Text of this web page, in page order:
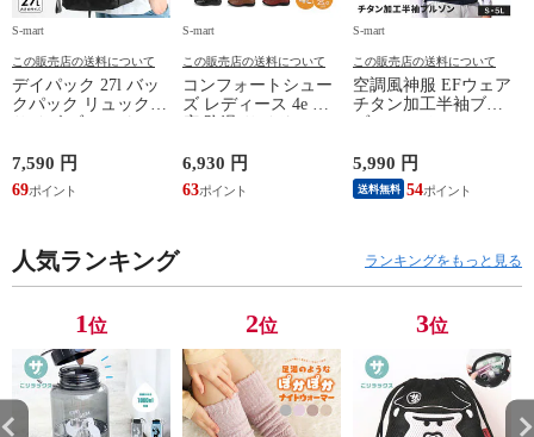
S-mart
この販売店の送料について
デイパック 27l バッ
クパック リュック
鞄 機内持ち込み 夏
スラッシャー
THRASHER r1929
7,590 円
69
S-mart
この販売店の送料について
コンフォートシュー
ズ レディース 4e 幅
シューズ 黒 トパー
ズ モア 靴 カジュア
ルシューズ 外反母趾
TOPAZ 1410
6,930 円
63
S-mart
この販売店の送料について
空調風神服 EFウェア
チタン加工半袖ブル
ジャケット 遮熱 作
業服 作業着 上着 ア
タックベース KF100
5,990 円
送料無料 54
人気ランキング ランキングをもっと見る
1位 2位 3位